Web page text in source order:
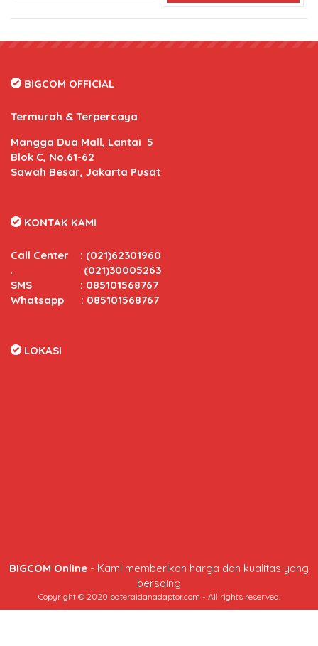
BIGCOM OFFICIAL
Termurah & Terpercaya
Mangga Dua Mall, Lantai 5
Blok C, No.61-62
Sawah Besar, Jakarta Pusat
KONTAK KAMI
Call Center : (021)62301960
. (021)30005263
SMS : 085101568767
Whatsapp : 085101568767
LOKASI
BIGCOM Online - Kami memberikan harga dan kualitas yang
bersaing
Copyright © 2020 bateraidanadaptor.com - All rights reserved.